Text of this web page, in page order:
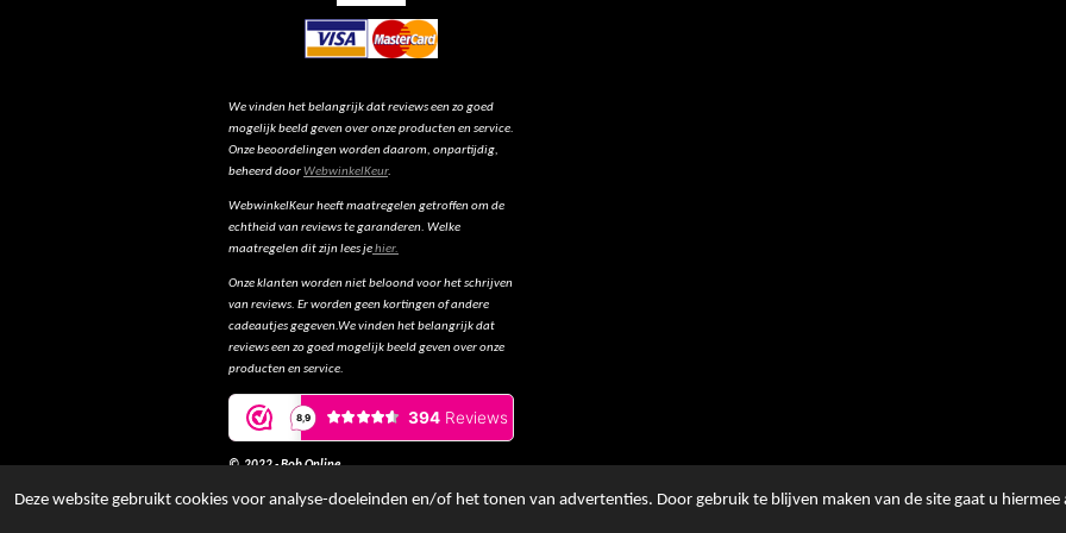
Deze website gebruikt cookies voor analyse-doeleinden en/of het tonen van advertenties. Door gebruik te blijven maken van de site gaat u hiermee
We vinden het belangrijk dat reviews een zo goed
mogelijk beeld geven over onze producten en service.
Onze beoordelingen worden daarom, onpartijdig,
beheerd doorWebwinkelKeur.
WebwinkelKeur heeft maatregelen getroffen om de
echtheid van reviews te garanderen. Welke
maatregelen dit zijn lees jehier.
Onze klanten worden niet beloond voor het schrijven
van reviews. Er worden geen kortingen of andere
cadeautjes gegeven.We vinden het belangrijk dat
reviews een zo goed mogelijk beeld geven over onze
producten en service.
© 2022 - Bob Online